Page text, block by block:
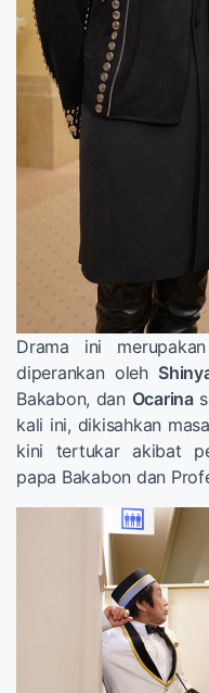
Drama ini
diperankan oleh
Bakabon, dan Ocarina
kali ini, dikisahkan
kini tertukar akibat
papa Bakabon dan